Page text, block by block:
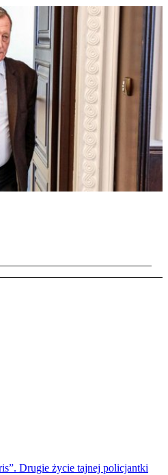
Drugie życie tajnej policjantki